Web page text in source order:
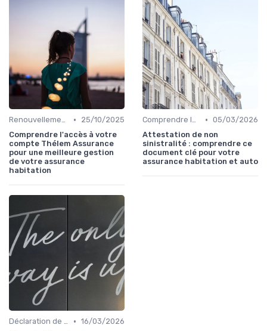
Renouvellement et résiliation •
25/10/2025
Comprendre l'accès à votre
compte Thélem Assurance
pour une meilleure gestion
de votre assurance
habitation
Comprendre les exclusions de garantie • 05/03/2026
Attestation de non
sinistralité : comprendre ce
document clé pour votre
assurance habitation et auto
Déclaration de sinistre • 16/03/2026